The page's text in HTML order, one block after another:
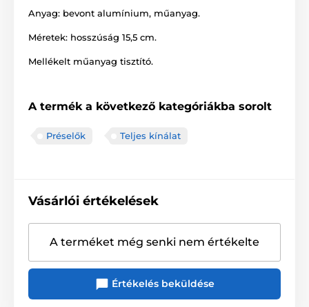
Anyag: bevont alumínium, műanyag.
Méretek: hosszúság 15,5 cm.
Mellékelt műanyag tisztító.
A termék a következő kategóriákba sorolt
Préselők Teljes kínálat
Vásárlói értékelések
A terméket még senki nem értékelte
Értékelés beküldése